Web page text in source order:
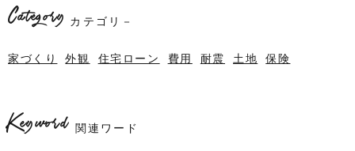
Category カテゴリ－
家づくり 外観 住宅ローン 費用 耐震 土地 保険
Keyword 関連ワード